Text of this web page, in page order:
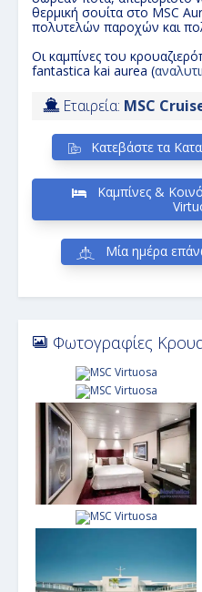
θερμική σουίτα στο MSC
πολυτελών παροχών και
Οι καμπίνες του
fantastica kai aurea (αναλ
Εταιρεία: MSC
Κατεβάστε τα
Καμπίνες &
Μία ημέρα
Φωτογραφίες